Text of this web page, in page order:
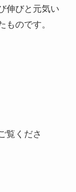
伸びと元気い
ものです。
覧くださ